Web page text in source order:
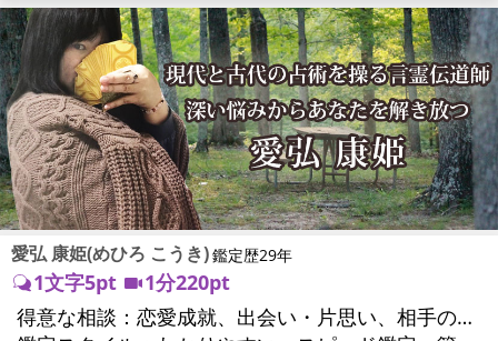
愛弘 康姫(めひろ こうき)鑑定歴29年
1文字5pt
1分220pt
得意な相談：
恋愛成就、出会い・片思い、相手の気持ち、縁結び、結婚、男心・女心、二人の今後、複雑な恋愛、三角関係、略奪愛、浮気、不倫、復活愛、復縁、離婚、人間関係、職場の人間関係、対人関係、仕事運、経営相談、開業、家族関係、夫婦関係、家庭問題、夫婦問題、親族問題、シングルマザー、美容、ストレス、いじめ、人生相談、ペットの気持ち、ペットへのヒーリング、健康運、金銭トラブル、ご近所問題、縁切り